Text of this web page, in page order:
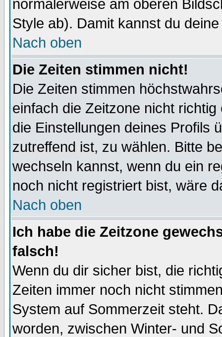
normalerweise am oberen
Style ab). Damit kannst du
Nach oben
Die Zeiten stimmen nicht!
Die Zeiten stimmen
einfach die Zeitzone nicht
die Einstellungen deines Profils
zutreffend ist, zu wählen. Bitte
wechseln kannst, wenn du ein
noch nicht registriert bist, wäre
Nach oben
Ich habe die Zeitzone
falsch!
Wenn du dir sicher bist, die
Zeiten immer noch nicht
System auf Sommerzeit steht.
worden, zwischen Winter- und